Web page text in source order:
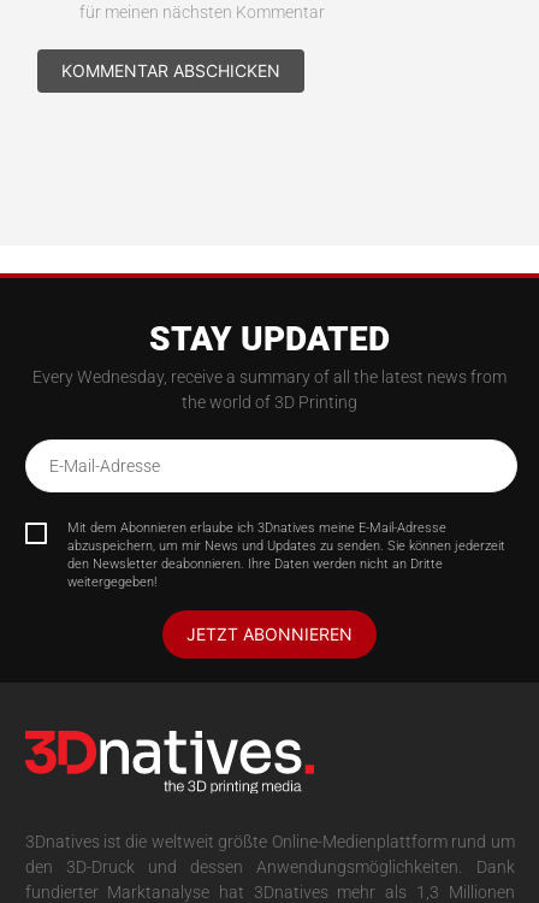
für meinen nächsten Kommentar
STAY UPDATED
Every Wednesday, receive a summary of all the latest news from
the world of 3D Printing
E-Mail-Adresse
Mit dem Abonnieren erlaube ich 3Dnatives meine E-Mail-Adresse
abzuspeichern, um mir News und Updates zu senden. Sie können jederzeit
den Newsletter deabonnieren. Ihre Daten werden nicht an Dritte
weitergegeben!
JETZT ABONNIEREN
3Dnatives ist die weltweit größte Online-Medienplattform rund um
den 3D-Druck und dessen Anwendungsmöglichkeiten. Dank
fundierter Marktanalyse hat 3Dnatives mehr als 1,3 Millionen